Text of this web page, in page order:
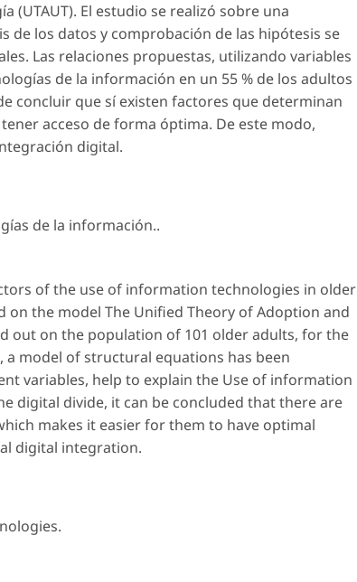
(UTAUT). El estudio se realizó sobre una
de los datos y comprobación de las hipótesis se
Las relaciones propuestas, utilizando variables
de la información en un 55 % de los adultos
concluir que sí existen factores que determinan
acceso de forma óptima. De este modo,
digital.
de la información..
of the use of information technologies in older
on the model The Unified Theory of Adoption and
out on the population of 101 older adults, for the
model of structural equations has been
variables, help to explain the Use of information
digital divide, it can be concluded that there are
makes it easier for them to have optimal
digital integration.
.